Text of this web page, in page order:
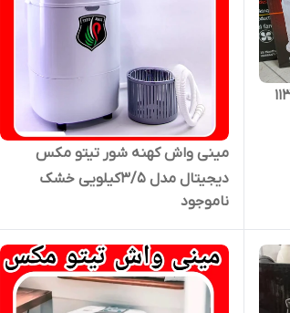
هیتر برقی تیتو مکس ۱۱۳
مینی واش کهنه شور تیتو مکس
دیجیتال مدل ۳/۵کیلویی خشک
TTR0033 کن باضمانت
ناموجود